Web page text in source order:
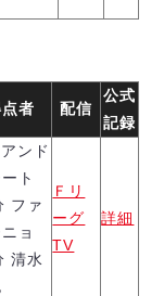
者 配信
公式
記録
ンド
ト
ファ
ョ
清水
Ｆリ
ーグ
TV
詳細